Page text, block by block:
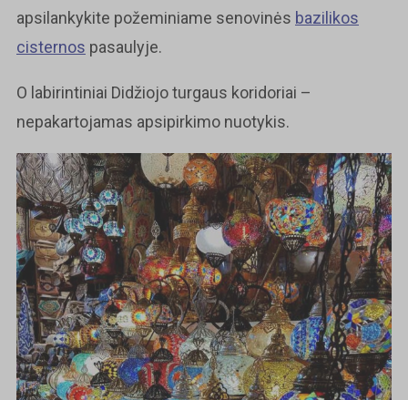
apsilankykite požeminiame senovinės bazilikos
cisternos pasaulyje.
O labirintiniai Didžiojo turgaus koridoriai –
nepakartojamas apsipirkimo nuotykis.